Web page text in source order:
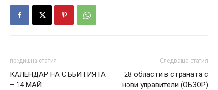
предишна статия
КАЛЕНДАР НА СЪБИТИЯТА
– 14 МАЙ
Следваща статия
28 области в страната с
нови управители (ОБЗОР)